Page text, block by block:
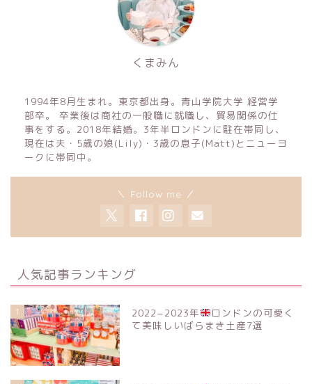
くまみん
1994年8月生まれ。東京都出身。青山学院大学 経営学
部卒。 卒業後は商社の一般職に就職し、貿易関係の仕
事をする。2018年結婚。3年半ロンドンに駐在帯同し、
現在は夫・5歳の娘(Lily)・3歳の息子(Matt)とニューヨ
ークに帯同中。
＼ Follow me ／
人気記事ランキング
1 2022−2023年
ロンドンの可愛く
て美味しいばらまき土産7選